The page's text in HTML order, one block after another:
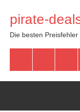
Inhalt
springen
pirate-
Die besten